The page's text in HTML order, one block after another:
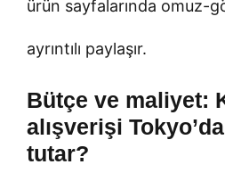
ürün sayfalarında omuz-
ayrıntılı paylaşır.
Bütçe ve maliyet:
alışverişi
tutar?